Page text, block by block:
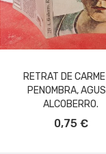
RETRAT DE CARME
PENOMBRA,
ALCOBERRO.
0,75 €